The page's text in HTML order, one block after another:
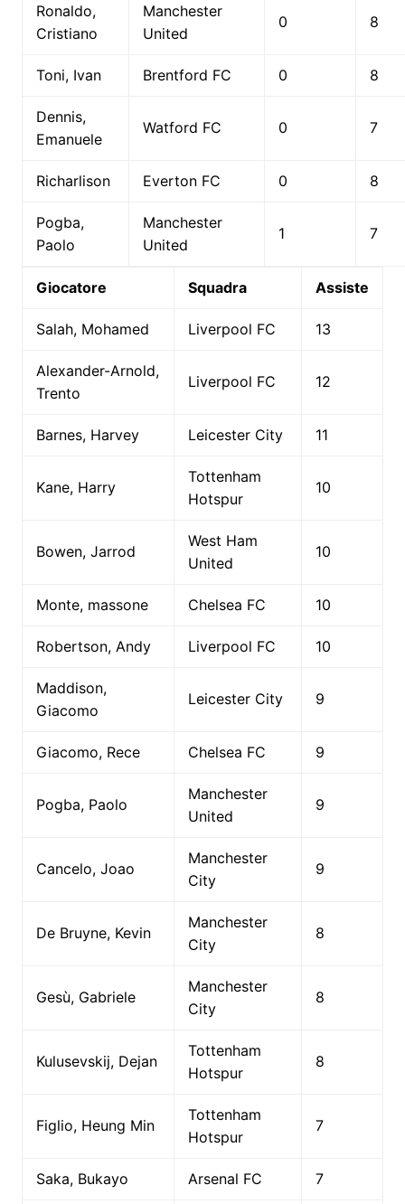
Ronaldo,
Cristiano
Manchester
United
0 8
Toni, Ivan Brentford FC 0 8
Dennis,
Emanuele
Watford FC 0 7
Richarlison Everton FC 0 8
Pogba,
Paolo
Manchester
United
1 7
Giocatore Squadra Assiste
Salah, Mohamed Liverpool FC 13
Alexander-Arnold,
Trento
Liverpool FC 12
Barnes, Harvey Leicester City 11
Kane, Harry
Tottenham
Hotspur
10
Bowen, Jarrod
West Ham
United
10
Monte, massone Chelsea FC 10
Robertson, Andy Liverpool FC 10
Maddison,
Giacomo
Leicester City 9
Giacomo, Rece Chelsea FC 9
Pogba, Paolo
Manchester
United
9
Cancelo, Joao
Manchester
City
9
De Bruyne, Kevin
Manchester
City
8
Gesù, Gabriele
Manchester
City
8
Kulusevskij, Dejan
Tottenham
Hotspur
8
Figlio, Heung Min
Tottenham
Hotspur
7
Saka, Bukayo Arsenal FC 7